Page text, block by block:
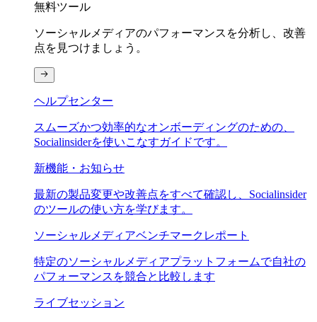
無料ツール
ソーシャルメディアのパフォーマンスを分析し、改善
点を見つけましょう。
ヘルプセンター
スムーズかつ効率的なオンボーディングのための、
Socialinsiderを使いこなすガイドです。
新機能・お知らせ
最新の製品変更や改善点をすべて確認し、Socialinsider
のツールの使い方を学びます。
ソーシャルメディアベンチマークレポート
特定のソーシャルメディアプラットフォームで自社の
パフォーマンスを競合と比較します
ライブセッション